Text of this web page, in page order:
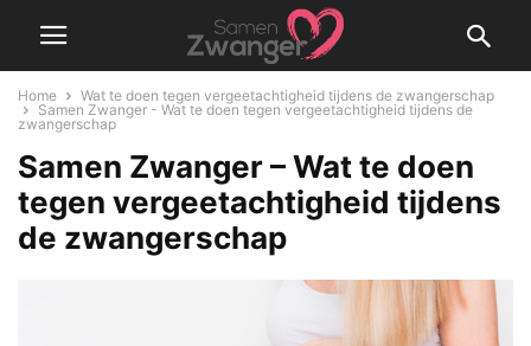
Home
Wat te doen tegen vergeetachtigheid tijdens de zwangerschap
Samen Zwanger - Wat te doen tegen vergeetachtigheid tijdens de
zwangerschap
Samen Zwanger – Wat te doen
tegen vergeetachtigheid tijdens
de zwangerschap